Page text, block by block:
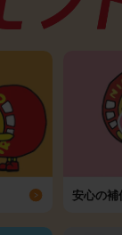
安心の補